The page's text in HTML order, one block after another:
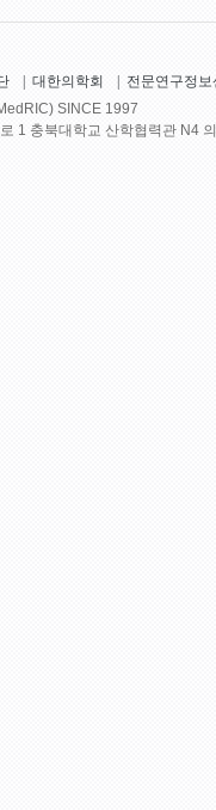
대한의학회
전문연구정보
SINCE 1997
1 충북대학교 산학협력관 N4